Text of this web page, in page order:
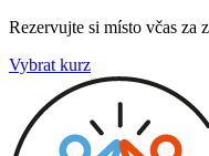
Rezervujte si místo včas za
Vybrat kurz